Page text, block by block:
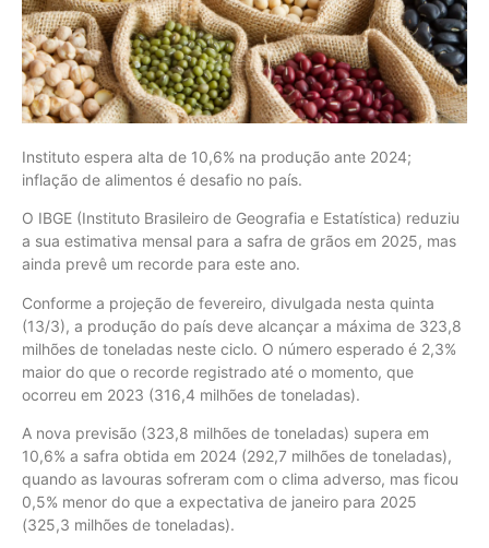
Instituto espera alta de 10,6% na produção ante 2024;
inflação de alimentos é desafio no país.
O IBGE (Instituto Brasileiro de Geografia e Estatística) reduziu
a sua estimativa mensal para a safra de grãos em 2025, mas
ainda prevê um recorde para este ano.
Conforme a projeção de fevereiro, divulgada nesta quinta
(13/3), a produção do país deve alcançar a máxima de 323,8
milhões de toneladas neste ciclo. O número esperado é 2,3%
maior do que o recorde registrado até o momento, que
ocorreu em 2023 (316,4 milhões de toneladas).
A nova previsão (323,8 milhões de toneladas) supera em
10,6% a safra obtida em 2024 (292,7 milhões de toneladas),
quando as lavouras sofreram com o clima adverso, mas ficou
0,5% menor do que a expectativa de janeiro para 2025
(325,3 milhões de toneladas).